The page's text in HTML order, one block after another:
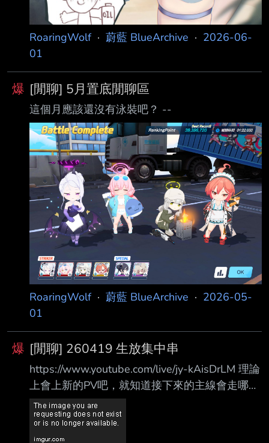
RoaringWolf· 蔚藍 BlueArchive · 2026-06-
01
爆 [閒聊] 5月置底閒聊區
這個月應該還沒有泳裝吧？ --
RoaringWolf· 蔚藍 BlueArchive · 2026-05-
01
爆 [閒聊] 260419 生放集中串
https://www.youtube.com/live/jy-kAisDrLM 理論
上會上新的PV吧，就知道接下來的主線會走哪條
線了 --